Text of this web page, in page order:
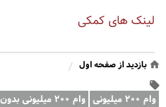
لینک های کمکی
بازدید از صفحه اول /
وام ۲۰۰ میلیونی وام ۲۰۰ میلیونی بدون ضامن